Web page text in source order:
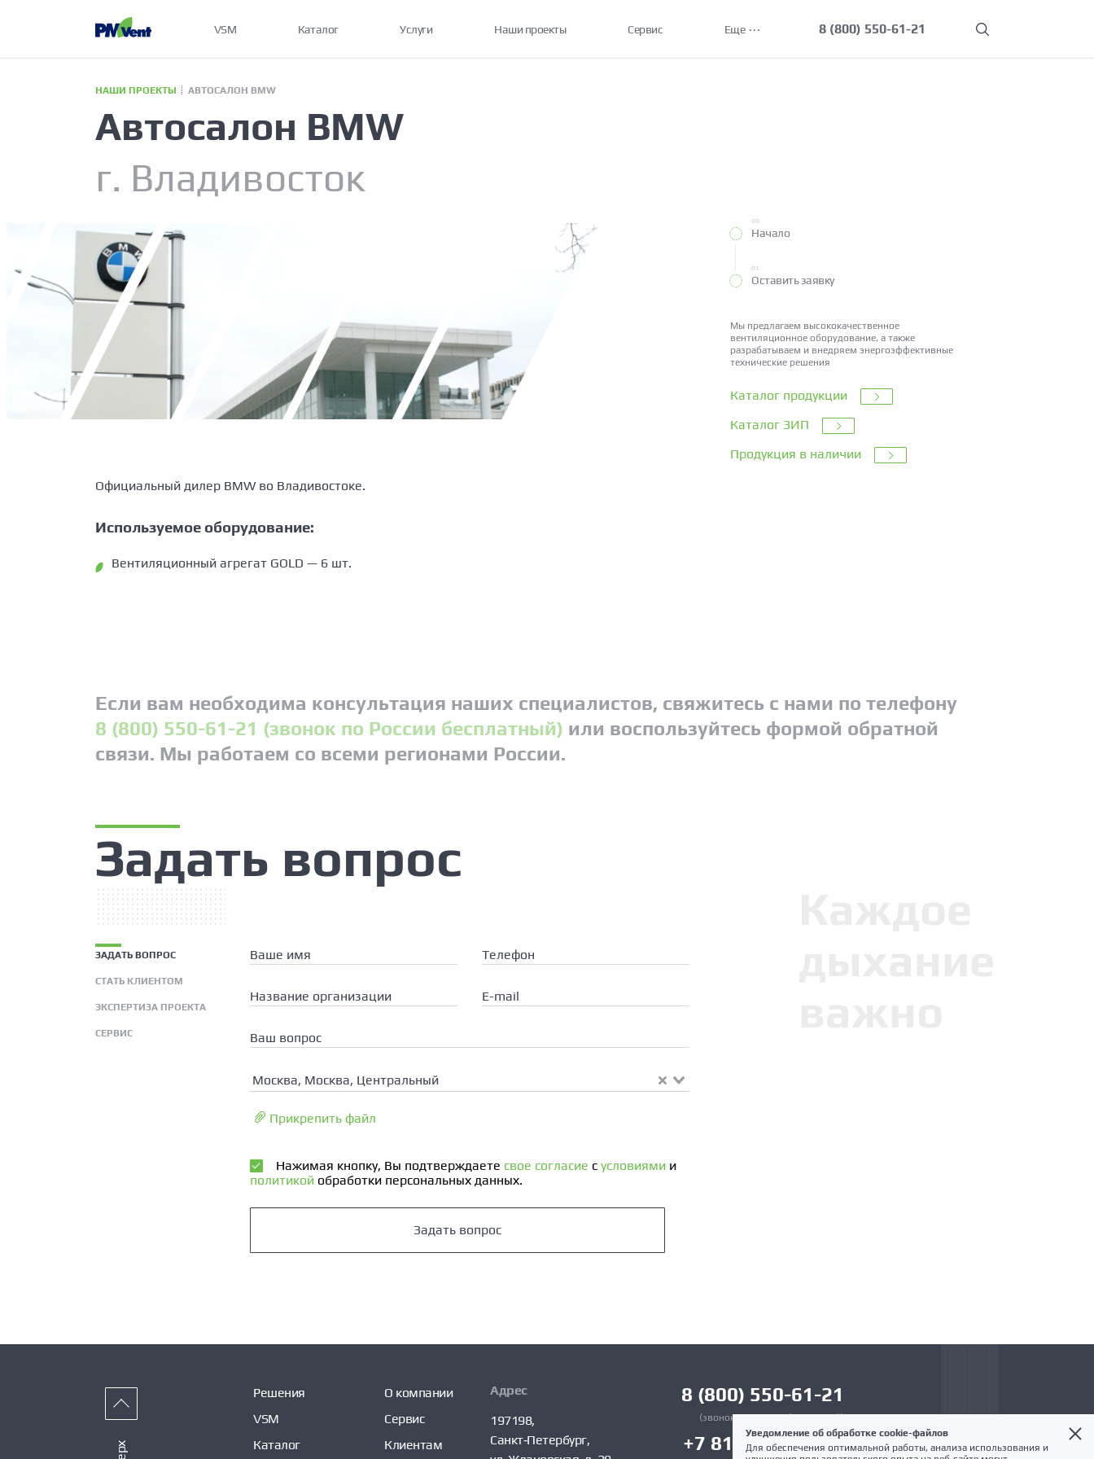
VSM Каталог Услуги Наши проекты Сервис Еще 8 (800) 550-61-21
НАШИ ПРОЕКТЫ АВТОСАЛОН BMW
Автосалон BMW
г. Владивосток
Официальный дилер BMW во Владивостоке.
Используемое оборудование:
Вентиляционный агрегат GOLD — 6 шт.
00.
Начало
01.
Оставить заявку
Мы предлагаем высококачественное
вентиляционное оборудование, а также
разрабатываем и внедряем энергоэффективные
технические решения
Каталог продукции
Каталог ЗИП
Продукция в наличии
Если вам необходима консультация наших специалистов, свяжитесь с нами по телефону
8 (800) 550-61-21 (звонок по России бесплатный) или воспользуйтесь формой обратной
связи. Мы работаем со всеми регионами России.
Задать вопрос
ЗАДАТЬ ВОПРОС
СТАТЬ КЛИЕНТОМ
ЭКСПЕРТИЗА ПРОЕКТА
СЕРВИС
Ваше имя Телефон
Название организации E-mail
Ваш вопрос
Москва, Москва, Центральный
Прикрепить файл
Нажимая кнопку, Вы подтверждаете свое согласие с условиями и
политикой обработки персональных данных.
Задать вопрос
Уведомление об обработке cookie-файлов
Для обеспечения оптимальной работы, анализа использования и
Решения
VSM
Каталог
О компании
Сервис
Клиентам
Адрес
197198,
Санкт‑Петербург,
8 (800) 550-61-21
(звонок по России бесплатный)
+7 812 321-61-21